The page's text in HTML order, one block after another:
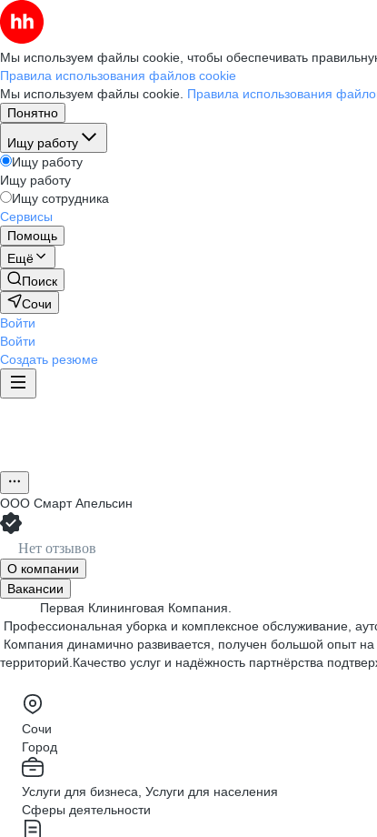
Мы используем файлы cookie, чтобы обеспечивать
Правила использования файлов cookie
Мы используем файлы cookie. Правила использования
Понятно
Ищу работу
Ищу работу
Ищу работу
Ищу сотрудника
Сервисы
Помощь
Ещё
Поиск
Сочи
Войти
Войти
Создать резюме
ООО Смарт Апельсин
Нет отзывов
О компании
Вакансии
Первая Клининговая Компания.
Профессиональная уборка и комплексное обслуживание,
Компания динамично развивается, получен большой опыт
территорий.Качество услуг и надёжность партнёрства
Сочи
Город
Услуги для бизнеса, Услуги для населения
Сферы деятельности